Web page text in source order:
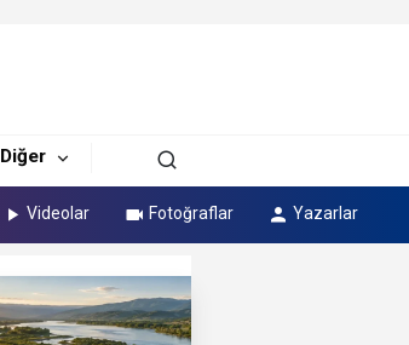
Diğer
Videolar Fotoğraflar Yazarlar